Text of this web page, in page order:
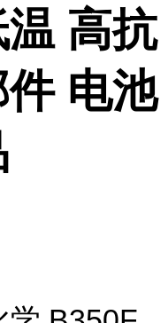
高抗
电池